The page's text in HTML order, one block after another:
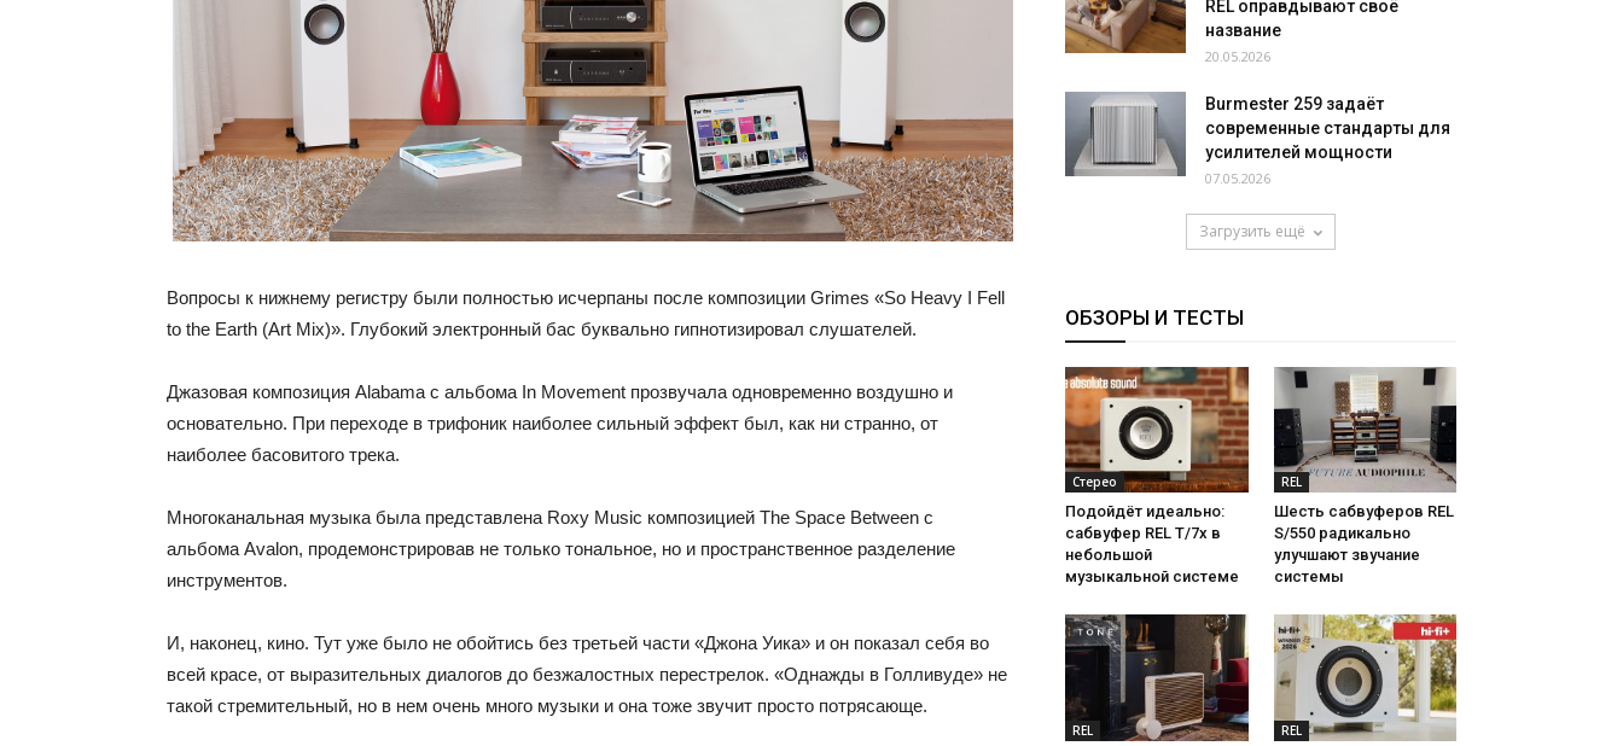
Вопросы к нижнему регистру были полностью исчерпаны после композиции Grimes «So Heavy I Fell
to the Earth (Art Mix)». Глубокий электронный бас буквально гипнотизировал слушателей.
Джазовая композиция Alabama с альбома In Movement прозвучала одновременно воздушно и
основательно. При переходе в трифоник наиболее сильный эффект был, как ни странно, от
наиболее басовитого трека.
Многоканальная музыка была представлена Roxy Music композицией The Space Between с
альбома Avalon, продемонстрировав не только тональное, но и пространственное разделение
инструментов.
И, наконец, кино. Тут уже было не обойтись без третьей части «Джона Уика» и он показал себя во
всей красе, от выразительных диалогов до безжалостных перестрелок. «Однажды в Голливуде» не
такой стремительный, но в нем очень много музыки и она тоже звучит просто потрясающе.
REL оправдывают своё
название
20.05.2026
Burmester 259 задаёт
современные стандарты для
усилителей мощности
07.05.2026
Загрузить ещё
ОБЗОРЫ И ТЕСТЫ
Стерео
Подойдёт идеально:
сабвуфер REL T/7x в
небольшой
музыкальной системе
REL
Шесть сабвуферов REL
S/550 радикально
улучшают звучание
системы
REL REL